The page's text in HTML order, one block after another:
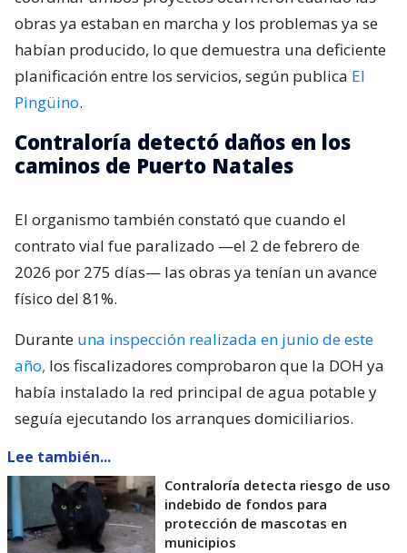
obras ya estaban en marcha y los problemas ya se
habían producido, lo que demuestra una deficiente
planificación entre los servicios, según publica El
Pingüino.
Contraloría detectó daños en los
caminos de Puerto Natales
El organismo también constató que cuando el
contrato vial fue paralizado —el 2 de febrero de
2026 por 275 días— las obras ya tenían un avance
físico del 81%.
Durante una inspección realizada en junio de este
año, los fiscalizadores comprobaron que la DOH ya
había instalado la red principal de agua potable y
seguía ejecutando los arranques domiciliarios.
Lee también...
Contraloría detecta riesgo de uso
indebido de fondos para
protección de mascotas en
municipios